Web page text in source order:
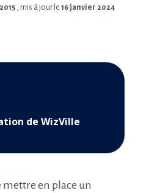
, mis à jour le 16 janvier 2024
de WizVille
mettre en place un